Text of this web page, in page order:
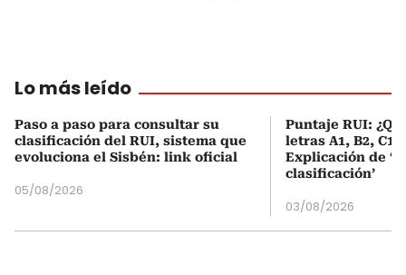
Lo más leído
Paso a paso para consultar su
clasificación del RUI, sistema que
evoluciona el Sisbén: link oficial
05/08/2026
Puntaje RUI:
letras A1, B2, C1
Explicación de
clasificación’
03/08/2026